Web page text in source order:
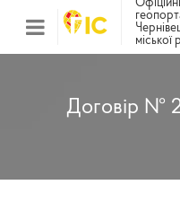
міської
Договір №